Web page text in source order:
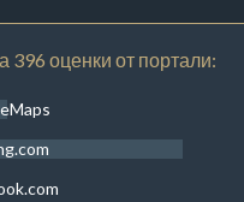
396 оценки от портали: